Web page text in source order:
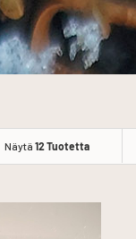
Näytä 12 Tuotetta